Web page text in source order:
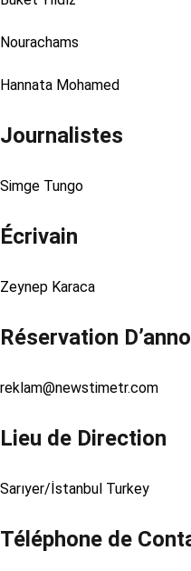
Nourachams
Hannata Mohamed
Journalistes
Simge Tungo
Écrivain
Zeynep Karaca
Réservation
reklam@newstimetr.com
Lieu de Direction
Sarıyer/İstanbul Turkey
Téléphone de